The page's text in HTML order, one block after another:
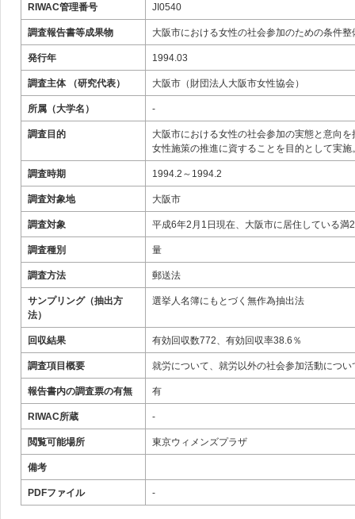
RIWAC管理番号 JI0540
調査報告書等成果物 大阪市における女性の社会参加のための条件
発行年 1994.03
調査主体 （研究代表） 大阪市（財団法人大阪市女性協会）
所属（大学名） -
調査目的
大阪市における女性の社会参加の実態と意向
女性施策の推進に資することを目的として実施
調査時期 1994.2～1994.2
調査対象地 大阪市
調査対象 平成6年2月1日現在、大阪市に居住している満
調査種別 量
調査方法 郵送法
サンプリング（抽出方
法）
選挙人名簿にもとづく無作為抽出法
回収結果 有効回収数772、有効回収率38.6％
調査項目概要 就労について、就労以外の社会参加活動につ
報告書内の調査票の有無 有
RIWAC所蔵 -
閲覧可能場所 東京ウィメンズプラザ
備考
PDFファイル -